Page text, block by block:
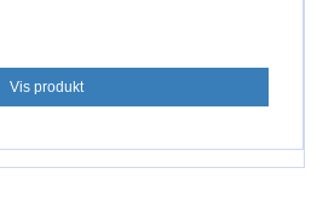
Vis produkt